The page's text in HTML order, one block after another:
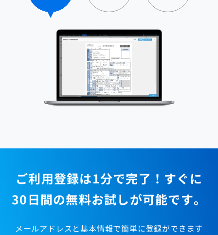
ご利用登録は1分で完了！すぐに
30日間の無料お試しが可能です。
メールアドレスと基本情報で簡単に登録ができます